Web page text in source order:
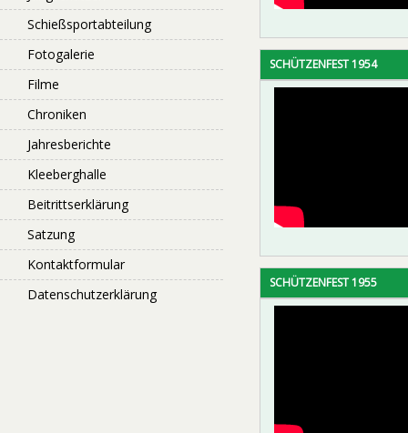
SCHÜTZENFEST 1954
SCHÜTZENFEST 1955
Schießsportabteilung
Fotogalerie
Filme
Chroniken
Jahresberichte
Kleeberghalle
Beitrittserklärung
Satzung
Kontaktformular
Datenschutzerklärung